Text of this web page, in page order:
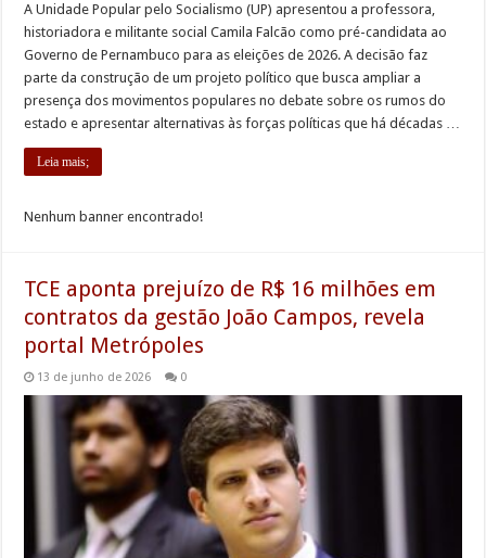
A Unidade Popular pelo Socialismo (UP) apresentou a professora,
historiadora e militante social Camila Falcão como pré-candidata ao
Governo de Pernambuco para as eleições de 2026. A decisão faz
parte da construção de um projeto político que busca ampliar a
presença dos movimentos populares no debate sobre os rumos do
estado e apresentar alternativas às forças políticas que há décadas …
Leia mais;
Nenhum banner encontrado!
TCE aponta prejuízo de R$ 16 milhões em
contratos da gestão João Campos, revela
portal Metrópoles
13 de junho de 2026 0